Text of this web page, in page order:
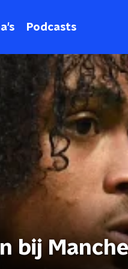
Podcasts
bij